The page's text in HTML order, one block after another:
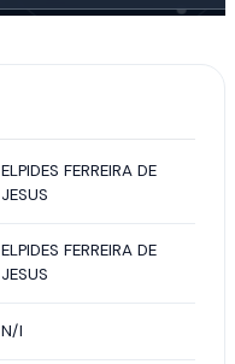
ELPIDES FERREIRA DE
JESUS
ELPIDES FERREIRA DE
JESUS
N/I